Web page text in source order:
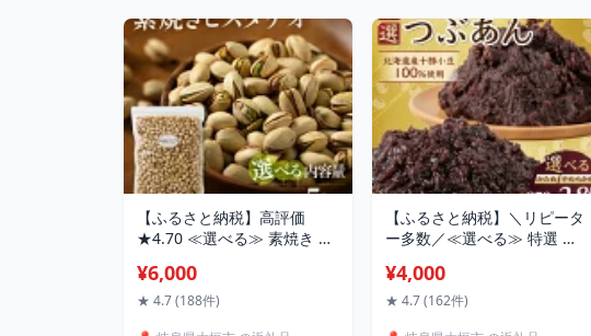
【ふるさと納税】高評価
★4.70 ≪選べる≫ 素焼き ピ
定期便 3回 6回 12回 ロース
ト 焙煎 無塩 食塩不使用 食用
¥6,000
★ 4.7 (188件)
【ふるさと納税】＼リピータ
ー多数／≪選べる≫ 特選 つ
100％ 使用 かため やわらか
め 950g 2850g 大垣名水 仕
¥4,000
★ 4.7 (162件)